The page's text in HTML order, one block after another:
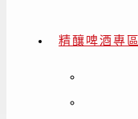
精釀啤酒專區